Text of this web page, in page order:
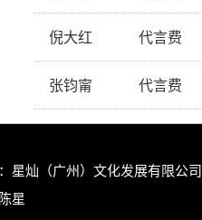
倪大红 代言费
张钧甯 代言费
星灿（广州）文化发展有限公司
星